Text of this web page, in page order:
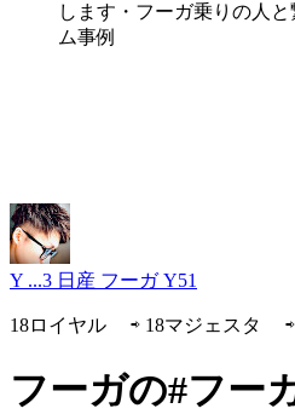
します・フーガ乗りの人
ム事例
Y ...3 日産 フーガ Y51
18ロイヤル ⇨ 18マジェスタ
フーガの#フー